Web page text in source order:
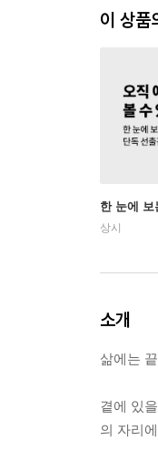
이 상품
한 눈에
상시
소개
삶에는
곁에 있
의 자리